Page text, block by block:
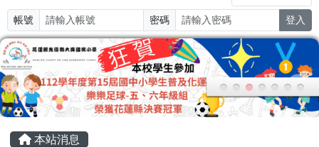
帳號 密碼 登入
主內容區域
本站消息
頁尾區域